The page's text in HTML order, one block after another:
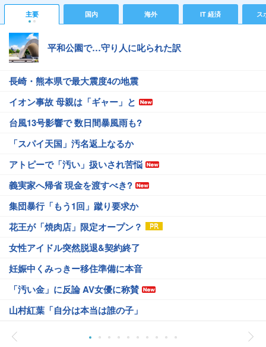
主要 国内 海外 IT 経済 ス
平和公園で…守り人に叱られた訳
長崎・熊本県で最大震度4の地震
イオン事故 母親は「ギャー」と
台風13号影響で 数日間暴風雨も?
「スパイ天国」汚名返上なるか
アトピーで「汚い」扱いされ苦悩
義実家へ帰省 現金を渡すべき?
集団暴行「もう1回」蹴り要求か
花王が「焼肉店」限定オープン？
女性アイドル突然脱退&契約終了
妊娠中くみっきー移住準備に本音
「汚い金」に反論 AV女優に称賛
山村紅葉「自分は本当は誰の子」